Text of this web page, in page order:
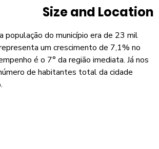
Size and Location
população do município era de 23 mil
um crescimento de 7,1% no
é o 7° da região imediata. Já nos
de habitantes total da cidade